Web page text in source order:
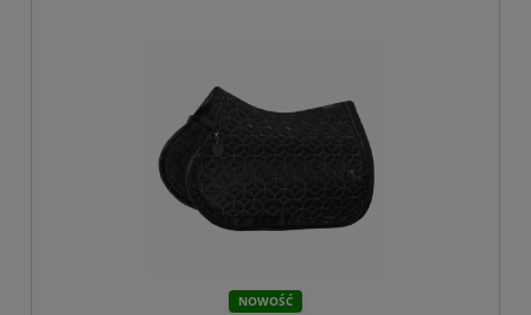
NOWOŚĆ